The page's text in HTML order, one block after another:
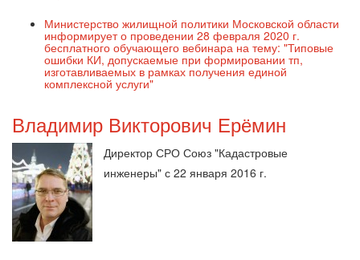
Министерство жилищной политики Московской области
информирует о проведении 28 февраля 2020 г.
бесплатного обучающего вебинара на тему: "Типовые
ошибки КИ, допускаемые при формировании тп,
изготавливаемых в рамках получения единой
комплексной услуги"
Владимир Викторович Ерёмин
Директор СРО Союз "Кадастровые
инженеры" с 22 января 2016 г.